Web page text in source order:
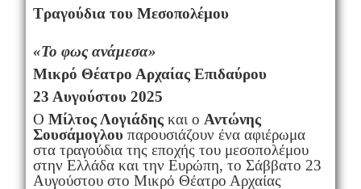
Τραγούδια του Μεσοπολέμου
«Το φως ανάμεσα»
Μικρό Θέατρο Αρχαίας Επιδαύρου
23 Αυγούστου 2025
Ο Μίλτος Λογιάδηςκαι ο Αντώνης
Σουσάμογλουπαρουσιάζουν ένα αφιέρωμα
στα τραγούδια της εποχής του μεσοπολέμου
στην Ελλάδα και την Ευρώπη, το Σάββατο 23
Αυγούστου στο Μικρό Θέατρο Αρχαίας